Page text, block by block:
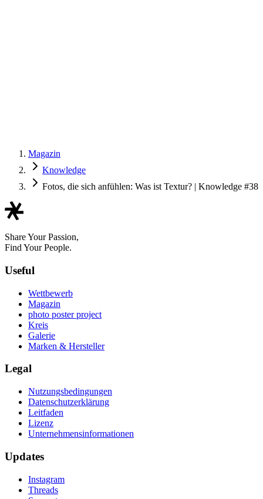
Magazin
Knowledge
Fotos, die sich anfühlen: Was ist Textur? | Knowledge #38
Share Your Passion,
Find Your People.
Useful
Wettbewerb
Magazin
photo poster project
Kreis
Galerie
Marken & Hersteller
Legal
Nutzungsbedingungen
Datenschutzerklärung
Leitfaden
Lizenz
Unternehmensinformationen
Updates
Instagram
Threads